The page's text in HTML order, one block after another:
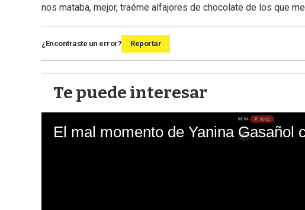
nos mataba, mejor, traéme alfajores de chocolate de los que me
¿Encontraste un error? Reportar
Te puede interesar